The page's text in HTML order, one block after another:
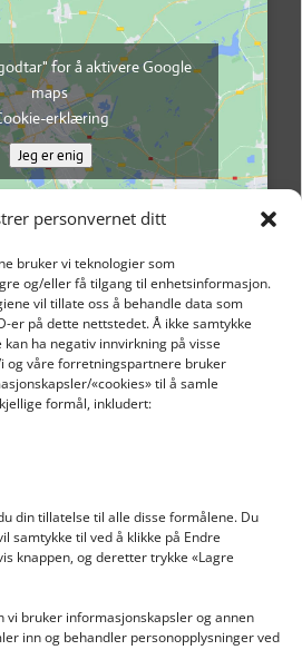
personvernet ditt
bruker vi teknologier som
og/eller få tilgang til enhetsinformasjon.
vil tillate oss å behandle data som
er på dette nettstedet. Å ikke samtykke
ha negativ innvirkning på visse
og våre forretningspartnere bruker
«cookies» til å samle
formål, inkludert:
din tillatelse til alle disse formålene. Du
samtykke til ved å klikke på Endre
knappen, og deretter trykke «Lagre
vi bruker informasjonskapsler og annen
inn og behandler personopplysninger ved
for å aktivere Google
maps
erklæring
Jeg er enig